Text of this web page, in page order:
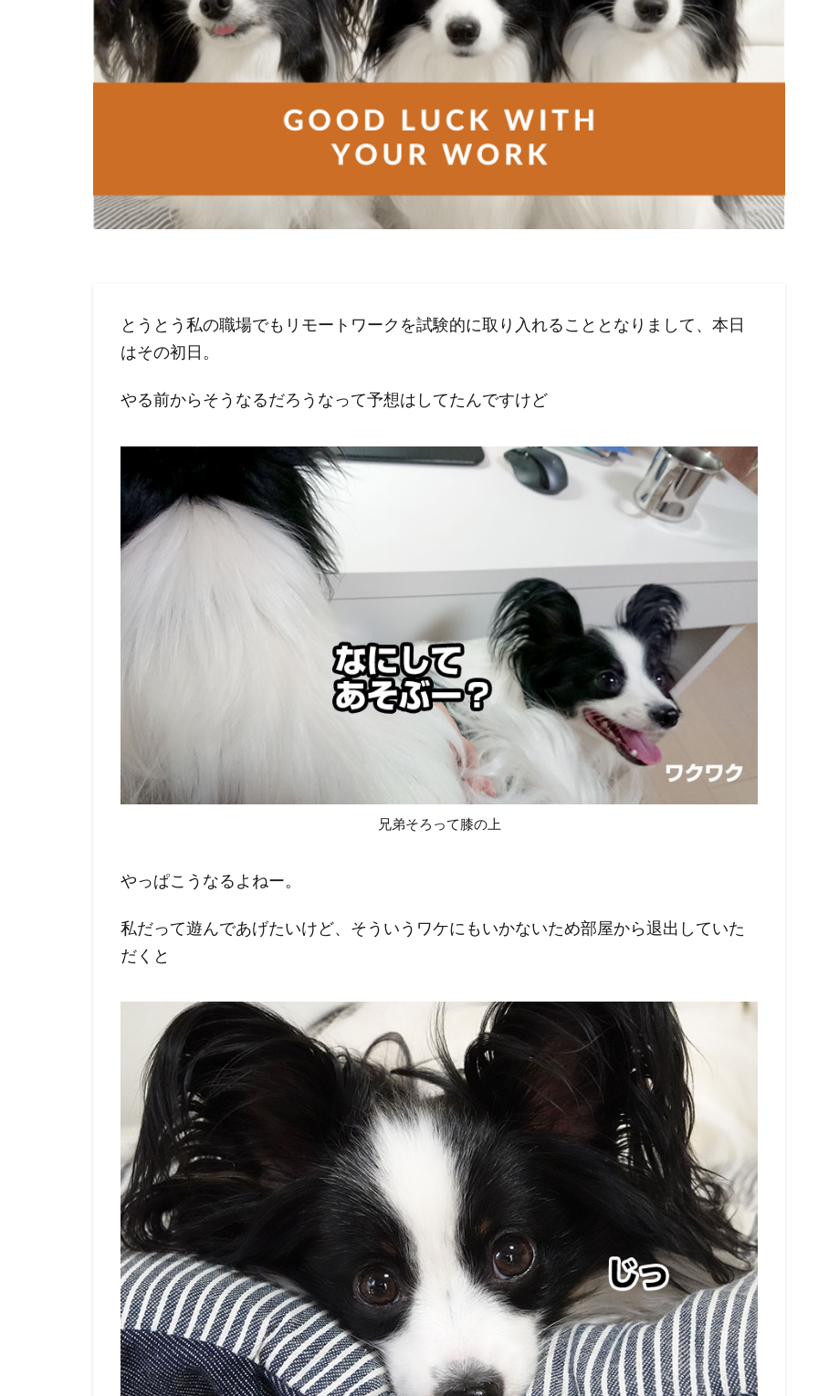
とうとう私の職場でもリモートワークを試験的に取り入れることとなりまして、本日
はその初日。
やる前からそうなるだろうなって予想はしてたんですけど
兄弟そろって膝の上
やっぱこうなるよねー。
私だって遊んであげたいけど、そういうワケにもいかないため部屋から退出していた
だくと